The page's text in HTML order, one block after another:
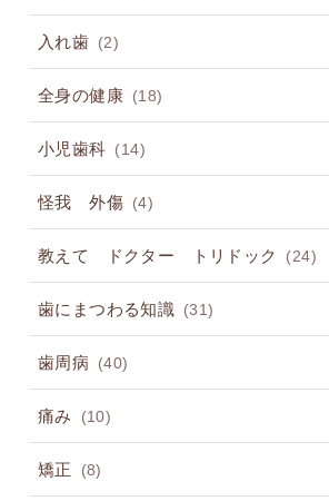
入れ歯 (2)
全身の健康 (18)
小児歯科 (14)
怪我 外傷 (4)
教えて ドクター トリドック (24)
歯にまつわる知識 (31)
歯周病 (40)
痛み (10)
矯正 (8)